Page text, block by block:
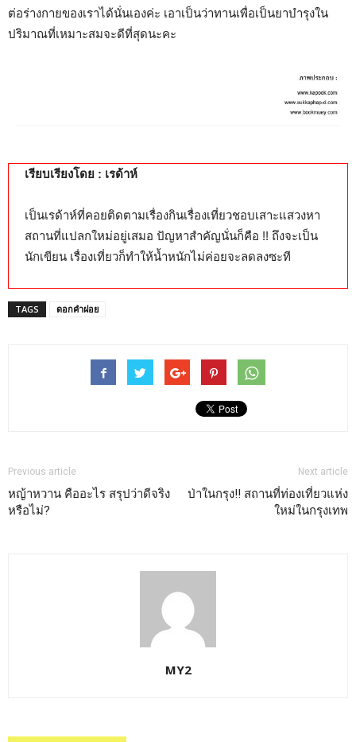
ต่อร่างกายของเราได้นั่นเองค่ะ เอาเป็นว่าทานเพื่อเป็นยาบำรุงใน
ปริมาณที่เหมาะสมจะดีที่สุดนะคะ
เรียบเรียงโดย : เรด้าห์
เป็นเรด้าห์ที่คอยติดตามเรื่องกินเรื่องเที่ยวชอบเสาะแสวงหา
สถานที่แปลกใหม่อยู่เสมอ ปัญหาสำคัญนั่นก็คือ !! ถึงจะเป็น
นักเขียน เรื่องเที่ยวก็ทำให้น้ำหนักไม่ค่อยจะลดลงซะที
TAGS ดอกคำฝอย
Previous article
หญ้าหวาน คืออะไร สรุปว่าดีจริง
หรือไม่?
Next article
ป่าในกรุง!! สถานที่ท่องเที่ยวแห่ง
ใหม่ในกรุงเทพ
MY2